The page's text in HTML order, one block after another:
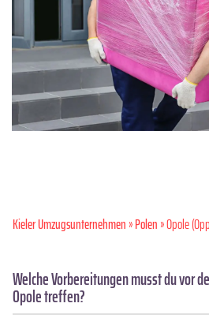
Kieler Umzugsunternehmen»Polen» Opole
Welche Vorbereitungen musst du vor
Opole treffen?